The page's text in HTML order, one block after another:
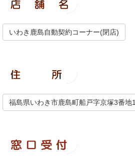
いわき鹿島自動契約コーナー(閉店)
福島県いわき市鹿島町船戸字京塚3番地1